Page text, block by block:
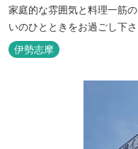
家庭的な雰囲気と料理一筋
いのひとときをお過ごし下
伊勢志摩